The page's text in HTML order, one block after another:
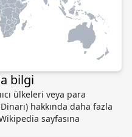
bilgi
ülkeleri veya para
hakkında daha fazla
sayfasına